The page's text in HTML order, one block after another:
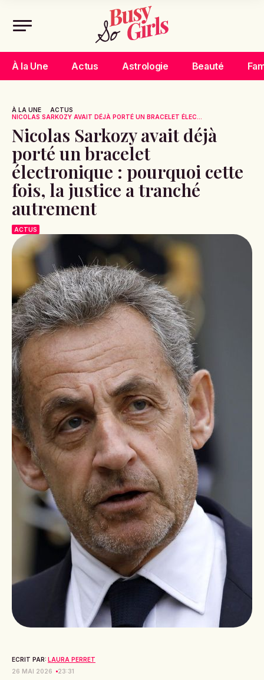
À la Une Actus Astrologie Beauté
À LA UNE
ACTUS
NICOLAS SARKOZY AVAIT DÉJÀ PORTÉ UN BRACELET ÉLEC...
Nicolas Sarkozy avait déjà
porté un bracelet
électronique : pourquoi cette
fois, la justice a tranché
autrement
ACTUS
ECRIT PAR: LAURA PERRET
26 MAI 2026
23:31